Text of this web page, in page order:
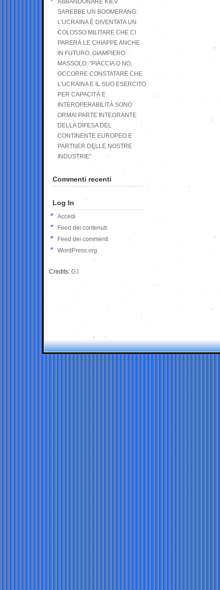
ABBANDONARE KIEV
SAREBBE UN BOOMERANG:
L’UCRAINA È DIVENTATA UN
COLOSSO MILITARE CHE CI
PARERÀ LE CHIAPPE ANCHE
IN FUTURO. GIAMPIERO
MASSOLO: “PIACCIA O NO,
OCCORRE CONSTATARE CHE
L’UCRAINA E IL SUO ESERCITO
PER CAPACITÀ E
INTEROPERABILITÀ SONO
ORMAI PARTE INTEGRANTE
DELLA DIFESA DEL
CONTINENTE EUROPEO E
PARTNER DELLE NOSTRE
INDUSTRIE”
Commenti recenti
Log In
Accedi
Feed dei contenuti
Feed dei commenti
WordPress.org
Credits: G.I